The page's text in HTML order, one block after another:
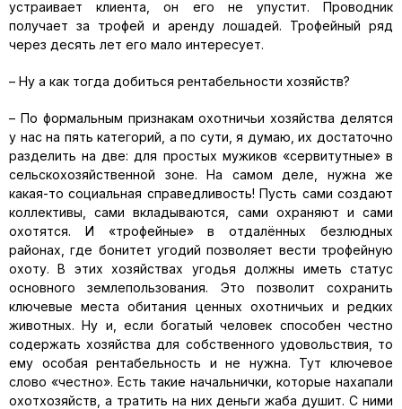
устраивает клиента, он его не упустит. Проводник
получает за трофей и аренду лошадей. Трофейный ряд
через десять лет его мало интересует.
– Ну а как тогда добиться рентабельности хозяйств?
– По формальным признакам охотничьи хозяйства делятся
у нас на пять категорий, а по сути, я думаю, их достаточно
разделить на две: для простых мужиков «сервитутные» в
сельскохозяйственной зоне. На самом деле, нужна же
какая-то социальная справедливость! Пусть сами создают
коллективы, сами вкладываются, сами охраняют и сами
охотятся. И «трофейные» в отдалённых безлюдных
районах, где бонитет угодий позволяет вести трофейную
охоту. В этих хозяйствах угодья должны иметь статус
основного землепользования. Это позволит сохранить
ключевые места обитания ценных охотничьих и редких
животных. Ну и, если богатый человек способен честно
содержать хозяйства для собственного удовольствия, то
ему особая рентабельность и не нужна. Тут ключевое
слово «честно». Есть такие начальнички, которые нахапали
охотхозяйств, а тратить на них деньги жаба душит. С ними